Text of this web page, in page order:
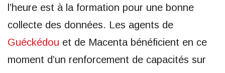
l’heure est à la formation pour une bonne
collecte des données. Les agents de
Guéckédou et de Macenta bénéficient en ce
moment d’un renforcement de capacités sur